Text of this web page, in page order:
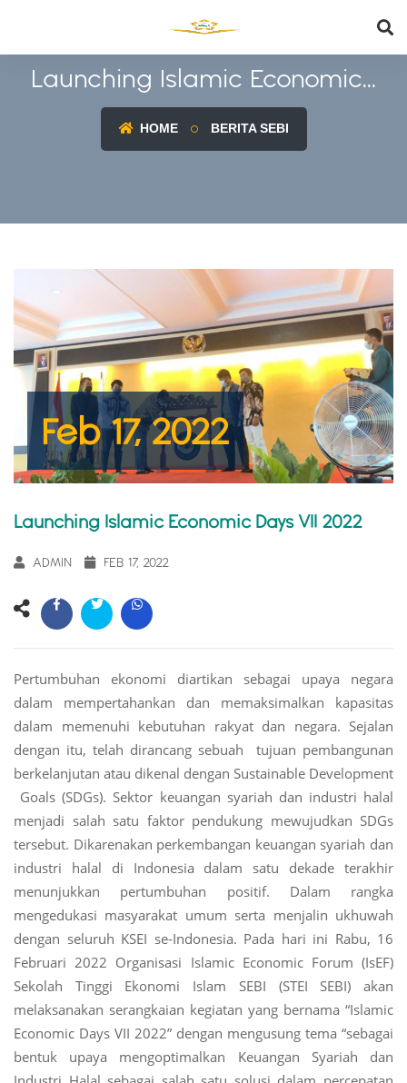
Launching Islamic Economic...
HOME BERITA SEBI
Feb 17, 2022
Launching Islamic Economic Days VII 2022
ADMIN FEB 17, 2022
Pertumbuhan ekonomi diartikan sebagai upaya negara
dalam mempertahankan dan memaksimalkan kapasitas
dalam memenuhi kebutuhan rakyat dan negara. Sejalan
dengan itu, telah dirancang sebuah tujuan pembangunan
berkelanjutan atau dikenal dengan Sustainable Development
Goals (SDGs). Sektor keuangan syariah dan industri halal
menjadi salah satu faktor pendukung mewujudkan SDGs
tersebut. Dikarenakan perkembangan keuangan syariah dan
industri halal di Indonesia dalam satu dekade terakhir
menunjukkan pertumbuhan positif. Dalam rangka
mengedukasi masyarakat umum serta menjalin ukhuwah
dengan seluruh KSEI se-Indonesia. Pada hari ini Rabu, 16
Februari 2022 Organisasi Islamic Economic Forum (IsEF)
Sekolah Tinggi Ekonomi Islam SEBI (STEI SEBI) akan
melaksanakan serangkaian kegiatan yang bernama “Islamic
Economic Days VII 2022” dengan mengusung tema “sebagai
bentuk upaya mengoptimalkan Keuangan Syariah dan